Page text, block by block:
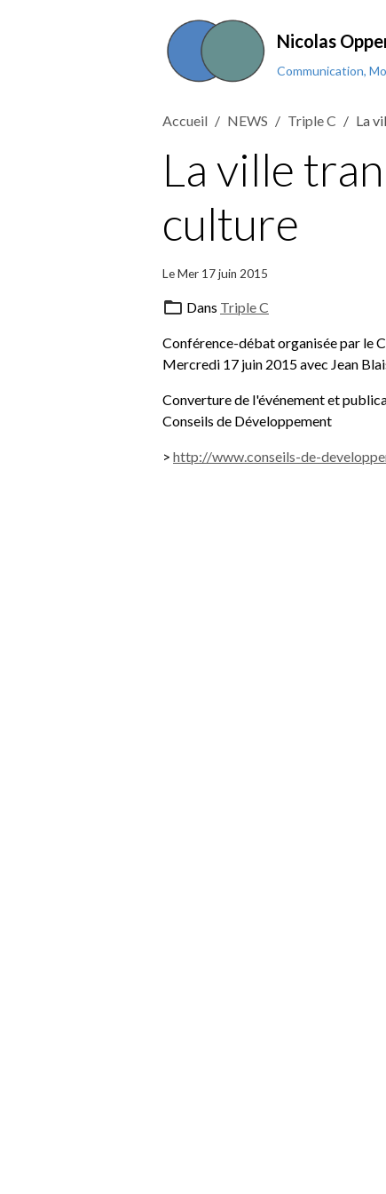
Nicolas
Communication,
Accueil NEWS Triple C La
La ville
culture
Le Mer 17 juin 2015
Dans Triple C
Conférence-débat organisée par le
Mercredi 17 juin 2015 avec Jean
Converture de l'événement et
Conseils de Développement
> http://www.conseils-de-